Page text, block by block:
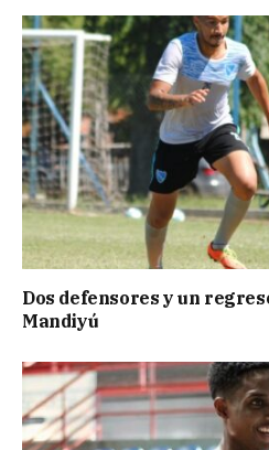
Dos defensores y un
Mandiyú